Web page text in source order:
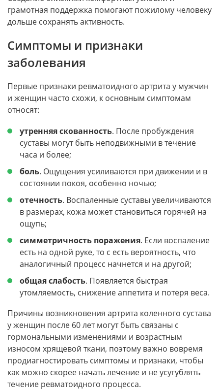
грамотная поддержка помогают пожилому человеку
дольше сохранять активность.
Симптомы и признаки
заболевания
Первые признаки ревматоидного артрита у мужчин
и женщин часто схожи, к основным симптомам
относят:
утренняя скованность. После пробуждения
суставы могут быть неподвижными в течение
часа и более;
боль. Ощущения усиливаются при движении и в
состоянии покоя, особенно ночью;
отечность. Воспаленные суставы увеличиваются
в размерах, кожа может становиться горячей на
ощупь;
симметричность поражения. Если воспаление
есть на одной руке, то с есть вероятность, что
аналогичный процесс начнется и на другой;
общая слабость. Появляется быстрая
утомляемость, снижение аппетита и потеря веса.
Причины возникновения артрита коленного сустава
у женщин после 60 лет могут быть связаны с
гормональными изменениями и возрастным
износом хрящевой ткани, поэтому важно вовремя
продиагностировать симптомы и признаки, чтобы
как можно скорее начать лечение и не усугублять
течение ревматоидного процесса.